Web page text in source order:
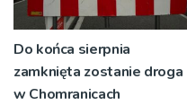
Do końca sierpnia
zamknięta zostanie droga
w Chomranicach